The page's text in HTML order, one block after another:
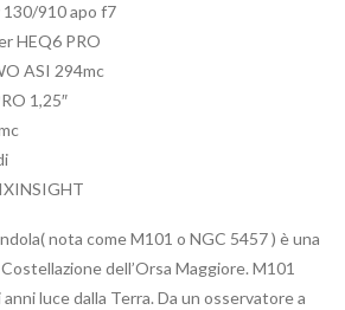
910 apo f7
HEQ6 PRO
ASI 294mc
1,25″
nota come M101 o NGC 5457 ) è una
dell’Orsa Maggiore. M101
luce dalla Terra. Da un osservatore a